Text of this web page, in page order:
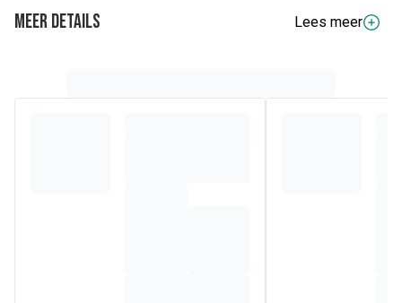
Meer details
Lees meer
Pioenroosextract wordt de hoofdhuid meteen na het